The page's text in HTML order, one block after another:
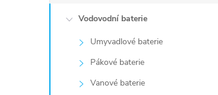
Vodovodní baterie
Umyvadlové baterie
Pákové baterie
Vanové baterie